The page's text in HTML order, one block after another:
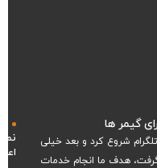
گیمر ها
تلگرام شروع کرد و بعد خیلی
هدف ما انجام خدمات